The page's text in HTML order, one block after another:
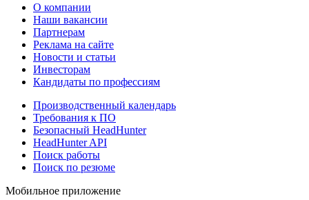
О компании
Наши вакансии
Партнерам
Реклама на сайте
Новости и статьи
Инвесторам
Кандидаты по профессиям
Производственный календарь
Требования к ПО
Безопасный HeadHunter
HeadHunter API
Поиск работы
Поиск по резюме
Мобильное приложение